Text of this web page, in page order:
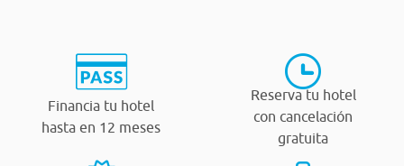
Financia tu hotel
hasta en 12 meses
Reserva tu hotel
con cancelación
gratuita